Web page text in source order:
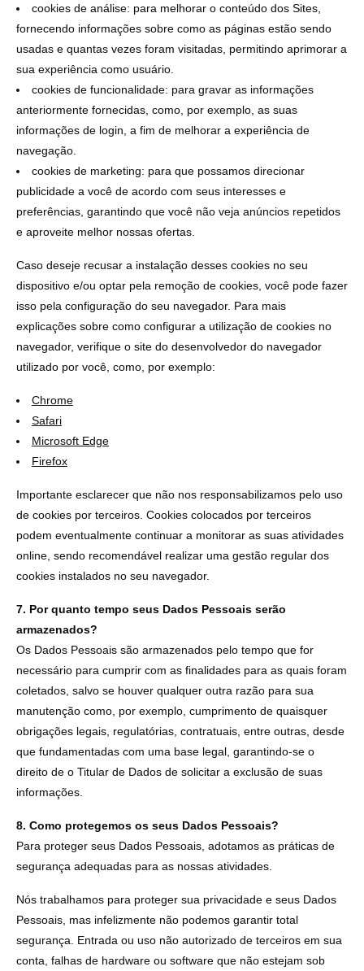
cookies de análise: para melhorar o conteúdo dos Sites,
fornecendo informações sobre como as páginas estão sendo
usadas e quantas vezes foram visitadas, permitindo aprimorar a
sua experiência como usuário.
cookies de funcionalidade: para gravar as informações
anteriormente fornecidas, como, por exemplo, as suas
informações de login, a fim de melhorar a experiência de
navegação.
cookies de marketing: para que possamos direcionar
publicidade a você de acordo com seus interesses e
preferências, garantindo que você não veja anúncios repetidos
e aproveite melhor nossas ofertas.
Caso deseje recusar a instalação desses cookies no seu
dispositivo e/ou optar pela remoção de cookies, você pode fazer
isso pela configuração do seu navegador. Para mais
explicações sobre como configurar a utilização de cookies no
navegador, verifique o site do desenvolvedor do navegador
utilizado por você, como, por exemplo:
Chrome
Safari
Microsoft Edge
Firefox
Importante esclarecer que não nos responsabilizamos pelo uso
de cookies por terceiros. Cookies colocados por terceiros
podem eventualmente continuar a monitorar as suas atividades
online, sendo recomendável realizar uma gestão regular dos
cookies instalados no seu navegador.
7. Por quanto tempo seus Dados Pessoais serão
armazenados?
Os Dados Pessoais são armazenados pelo tempo que for
necessário para cumprir com as finalidades para as quais foram
coletados, salvo se houver qualquer outra razão para sua
manutenção como, por exemplo, cumprimento de quaisquer
obrigações legais, regulatórias, contratuais, entre outras, desde
que fundamentadas com uma base legal, garantindo-se o
direito de o Titular de Dados de solicitar a exclusão de suas
informações.
8. Como protegemos os seus Dados Pessoais?
Para proteger seus Dados Pessoais, adotamos as práticas de
segurança adequadas para as nossas atividades.
Nós trabalhamos para proteger sua privacidade e seus Dados
Pessoais, mas infelizmente não podemos garantir total
segurança. Entrada ou uso não autorizado de terceiros em sua
conta, falhas de hardware ou software que não estejam sob